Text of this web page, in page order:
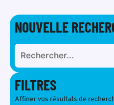
NOUVELLE
FILTRES
Affiner vos résultats de